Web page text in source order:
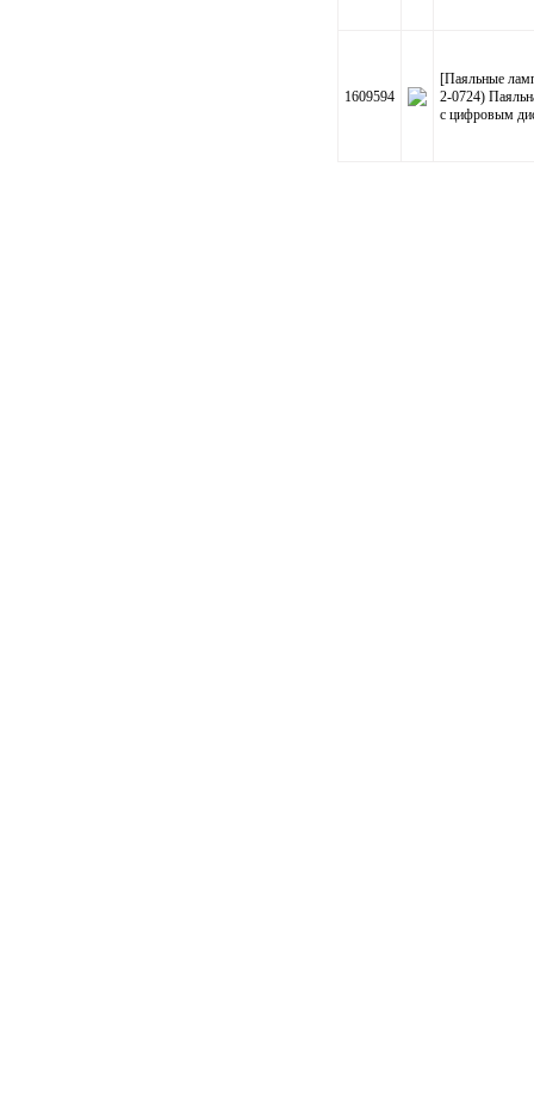
1609594
[Паяльные
2-0724)
с цифровым